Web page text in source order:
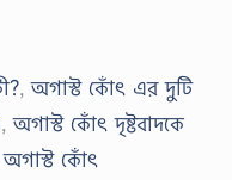
,অগাস্ট কোঁৎ এর দুটি
,অগাস্ট কোঁৎ দৃষ্টবাদকে
অগাস্ট কোঁৎ